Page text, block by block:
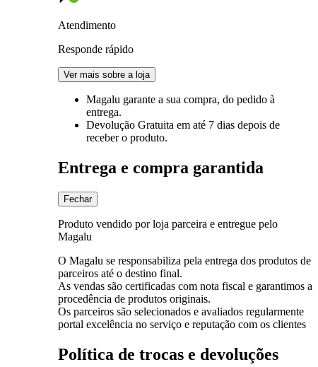
Atendimento
Responde rápido
Ver mais sobre a loja
Magalu garante a sua compra, do pedido à
entrega.
Devolução Gratuita em até 7 dias depois de
receber o produto.
Entrega e compra garantida
Fechar
Produto vendido por loja parceira e entregue pelo
Magalu
O Magalu se responsabiliza pela entrega dos produtos de
parceiros até o destino final.
As vendas são certificadas com nota fiscal e garantimos a
procedência de produtos originais.
Os parceiros são selecionados e avaliados regularmente
portal excelência no serviço e reputação com os clientes
Política de trocas e devoluções